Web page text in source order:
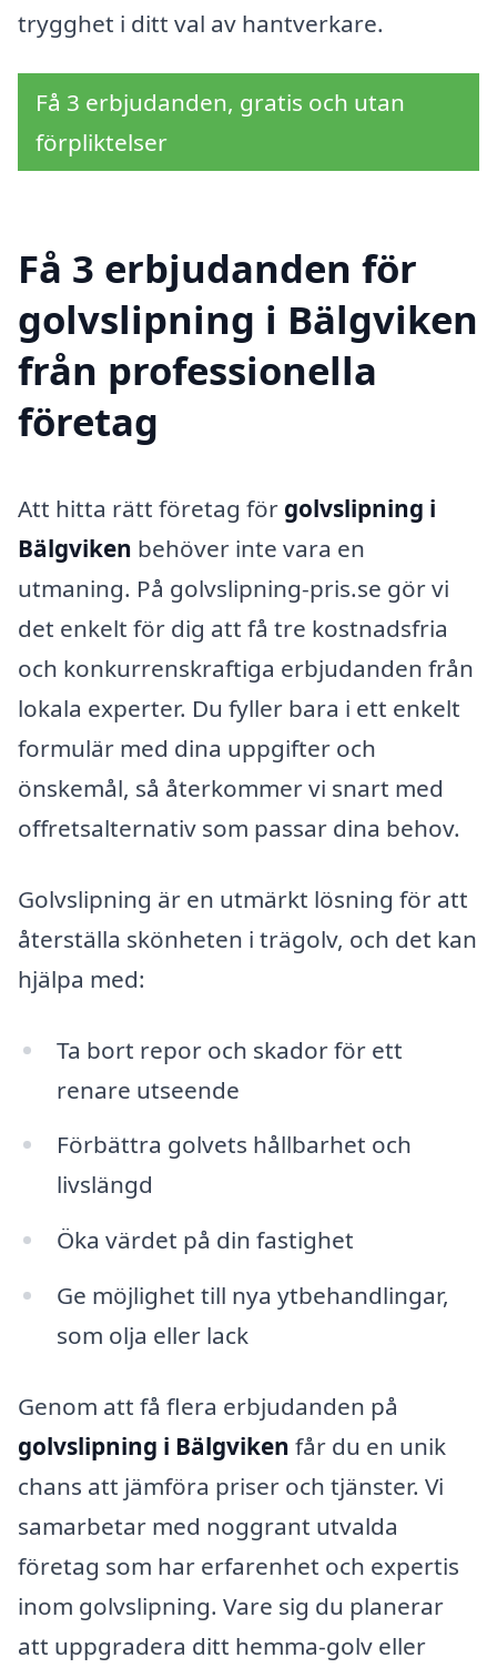
trygghet i ditt val av hantverkare.
Få 3 erbjudanden, gratis och utan
förpliktelser
Få 3 erbjudanden för
golvslipning i Bälgviken
från professionella
företag
Att hitta rätt företag för golvslipning i
Bälgviken behöver inte vara en
utmaning. På golvslipning-pris.se gör vi
det enkelt för dig att få tre kostnadsfria
och konkurrenskraftiga erbjudanden från
lokala experter. Du fyller bara i ett enkelt
formulär med dina uppgifter och
önskemål, så återkommer vi snart med
offretsalternativ som passar dina behov.
Golvslipning är en utmärkt lösning för att
återställa skönheten i trägolv, och det kan
hjälpa med:
Ta bort repor och skador för ett
renare utseende
Förbättra golvets hållbarhet och
livslängd
Öka värdet på din fastighet
Ge möjlighet till nya ytbehandlingar,
som olja eller lack
Genom att få flera erbjudanden på
golvslipning i Bälgviken får du en unik
chans att jämföra priser och tjänster. Vi
samarbetar med noggrant utvalda
företag som har erfarenhet och expertis
inom golvslipning. Vare sig du planerar
att uppgradera ditt hemma-golv eller